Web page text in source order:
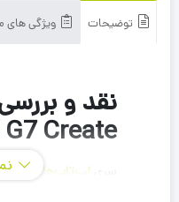
توضیحات ویژگی
Create
لپ‌تاپ‌های Workstation